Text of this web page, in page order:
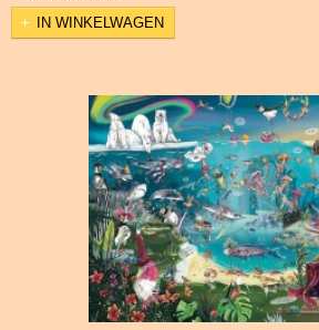
IN WINKELWAGEN